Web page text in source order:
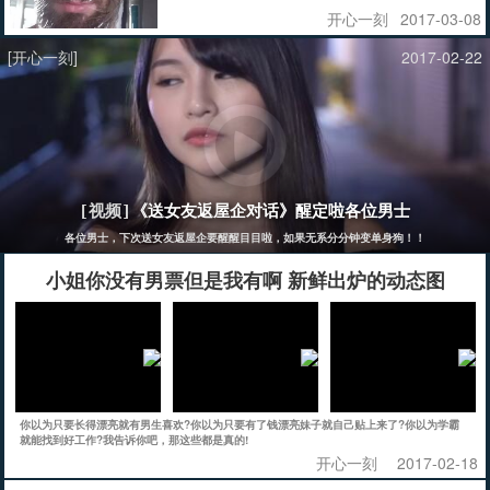
开心一刻 2017-03-08
[开心一刻]
2017-02-22
[视频]《送女友返屋企对话》醒定啦各位男士
各位男士，下次送女友返屋企要醒醒目目啦，如果无系分分钟变单身狗！！
小姐你没有男票但是我有啊 新鲜出炉的动态图
你以为只要长得漂亮就有男生喜欢?你以为只要有了钱漂亮妹子就自己贴上来了?你以为学霸
就能找到好工作?我告诉你吧，那这些都是真的!
开心一刻 2017-02-18